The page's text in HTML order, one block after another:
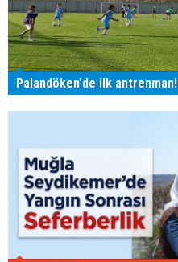
Palandöken'de ilk antrenman!